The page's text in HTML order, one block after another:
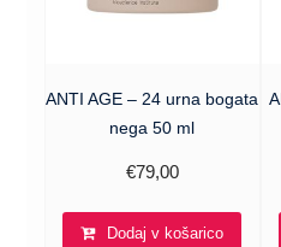
ANTI AGE – 24 urna bogata
nega 50 ml
€79,00
Dodaj v košarico